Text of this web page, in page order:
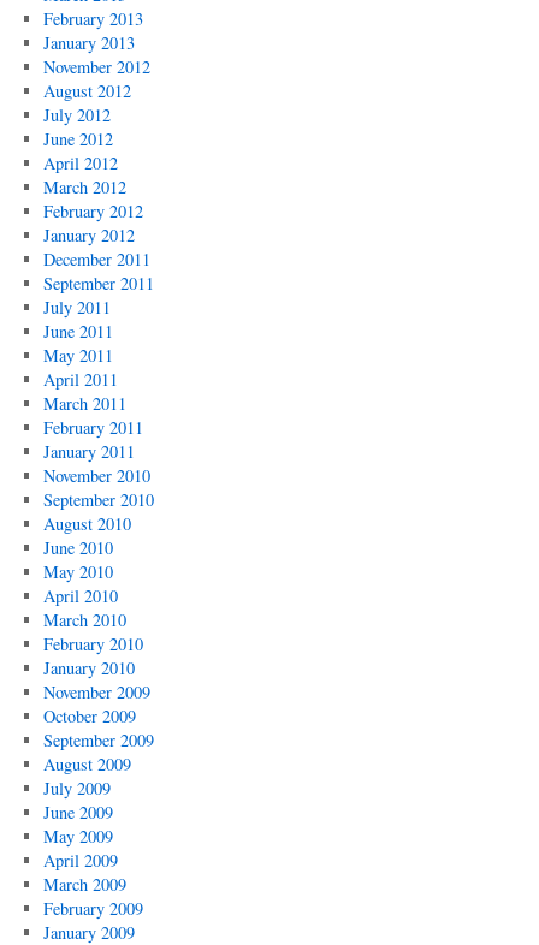
February 2013
January 2013
November 2012
August 2012
July 2012
June 2012
April 2012
March 2012
February 2012
January 2012
December 2011
September 2011
July 2011
June 2011
May 2011
April 2011
March 2011
February 2011
January 2011
November 2010
September 2010
August 2010
June 2010
May 2010
April 2010
March 2010
February 2010
January 2010
November 2009
October 2009
September 2009
August 2009
July 2009
June 2009
May 2009
April 2009
March 2009
February 2009
January 2009